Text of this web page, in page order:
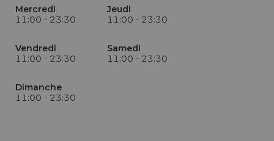
Mercredi
11:00 - 23:30
Jeudi
11:00 - 23:30
Vendredi
11:00 - 23:30
Samedi
11:00 - 23:30
Dimanche
11:00 - 23:30